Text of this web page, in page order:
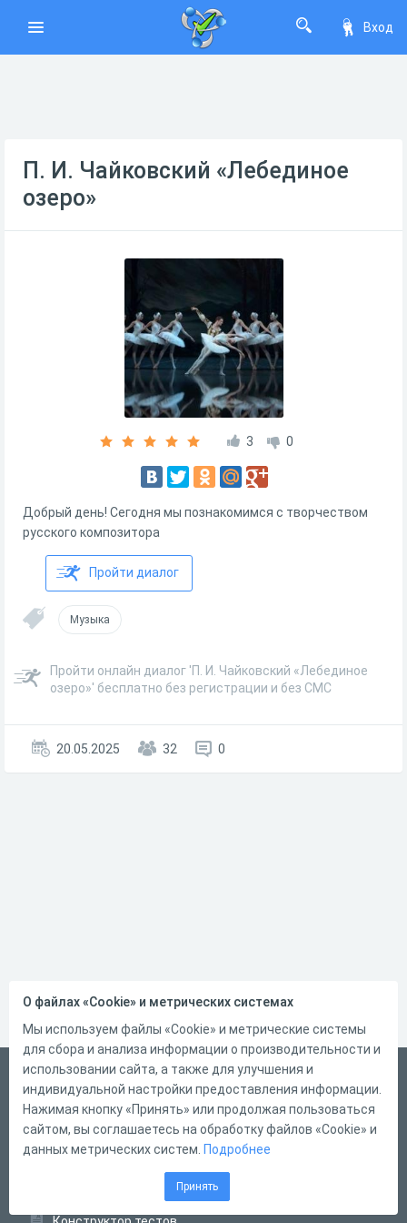
Вход
П. И. Чайковский «Лебединое
озеро»
3 0
Добрый день! Сегодня мы познакомимся с творчеством
русского композитора
Пройти диалог
Музыка
Пройти онлайн диалог 'П. И. Чайковский «Лебединое
озеро»' бесплатно без регистрации и без СМС
20.05.2025 32 0
Русский
Справка
Форма обратной связи
О файлах «Cookie» и метрических системах
Мы используем файлы «Cookie» и метрические системы
для сбора и анализа информации о производительности и
использовании сайта, а также для улучшения и
индивидуальной настройки предоставления информации.
Нажимая кнопку «Принять» или продолжая пользоваться
сайтом, вы соглашаетесь на обработку файлов «Cookie» и
данных метрических систем. Подробнее
Принять